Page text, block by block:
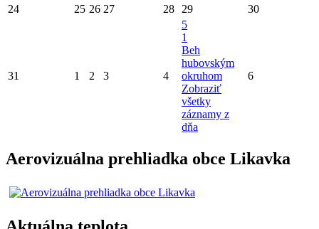
24 25 26 27 28 29 30
31 1 2 3 4
5
1
Beh
hubovským
okruhom
Zobraziť
všetky
záznamy z
dňa
6
Aerovizuálna prehliadka obce Likavka